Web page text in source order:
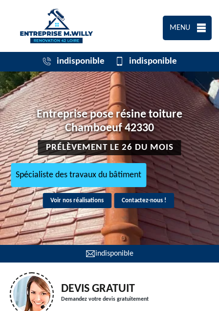
MENU
indisponible indisponible
Entreprise pose résine toiture
Chamboeuf 42330
PRÉLÈVEMENT LE 26 DU MOIS
Spécialiste des travaux du bâtiment
Voir nos réalisations Contactez-nous !
indisponible
DEVIS GRATUIT
Demandez votre devis gratuitement